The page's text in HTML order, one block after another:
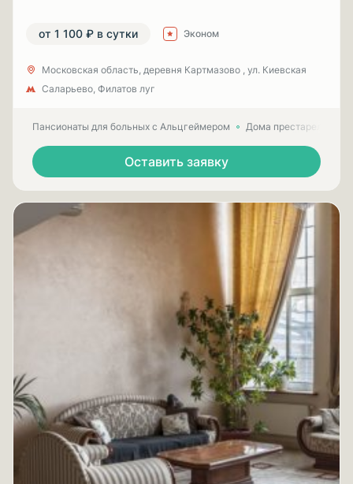
от 1 100 ₽ в сутки Эконом
Московская область, деревня Картмазово , ул. Киевская
Саларьево, Филатов луг
Пансионаты для больных с Альцгеймером Дома престарелых
Оставить заявку